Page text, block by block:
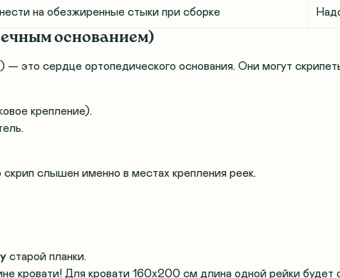
на обезжиренные стыки при сборке
основанием)
это сердце ортопедического основания. Они могут
крепление).
.
слышен именно в местах крепления реек.
старой планки.
кровати! Для кровати 160х200 см длина одной рейки будет